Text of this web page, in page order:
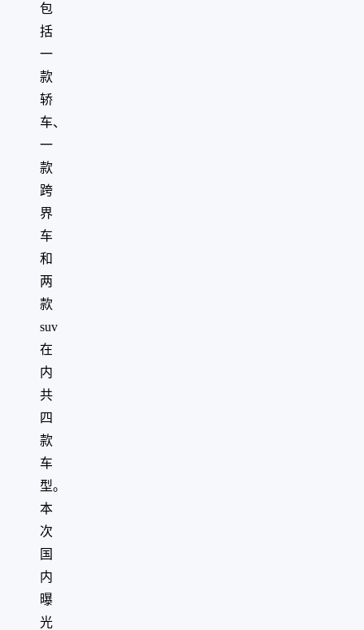
包
括
一
款
轿
车、
一
款
跨
界
车
和
两
款
suv
在
内
共
四
款
车
型。
本
次
国
内
曝
光